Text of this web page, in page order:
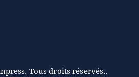
Tous droits réservés..